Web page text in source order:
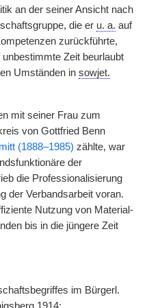
an der seiner Ansicht nach
die er u. a. auf
zurückführte,
unbestimmte Zeit beurlaubt
Umständen in sowjet.
mit seiner Frau zum
von Gottfried Benn
(1888–1985) zählte, war
der
die Professionalisierung
der Verbandsarbeit voran.
Nutzung von Material-
bis in die jüngere Zeit
im Bürgerl.